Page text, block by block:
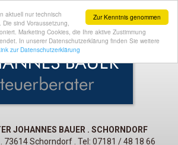
Zur Kenntnis genommen
aktuell nur technisch
sind Voraussetzung,
Marketing Cookies, die Ihre aktive Zustimmung
In unserer Datenschutzerklärung finden Sie weitere
zur Datenschutzerklärung
JOHANNES BAUER . SCHORNDORF
73614 Schorndorf . Tel: 07181 / 48 18 66